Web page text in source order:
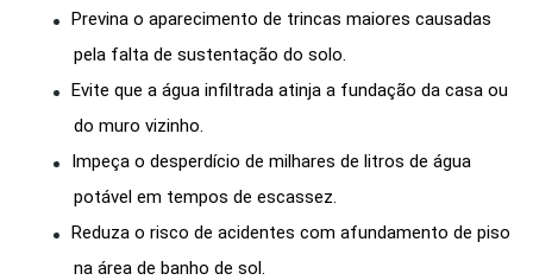
Previna o aparecimento de trincas maiores causadas
pela falta de sustentação do solo.
Evite que a água infiltrada atinja a fundação da casa ou
do muro vizinho.
Impeça o desperdício de milhares de litros de água
potável em tempos de escassez.
Reduza o risco de acidentes com afundamento de piso
na área de banho de sol.